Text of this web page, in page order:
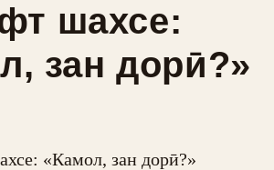
шахсе:
зан дорӣ?»
«Камол, зан дорӣ?»